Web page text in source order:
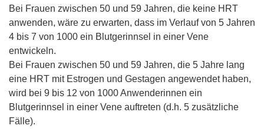
Bei Frauen zwischen 50 und 59 Jahren, die keine HRT
anwenden, wäre zu erwarten, dass im Verlauf von 5 Jahren
4 bis 7 von 1000 ein Blutgerinnsel in einer Vene
entwickeln.
Bei Frauen zwischen 50 und 59 Jahren, die 5 Jahre lang
eine HRT mit Estrogen und Gestagen angewendet haben,
wird bei 9 bis 12 von 1000 Anwenderinnen ein
Blutgerinnsel in einer Vene auftreten (d.h. 5 zusätzliche
Fälle).